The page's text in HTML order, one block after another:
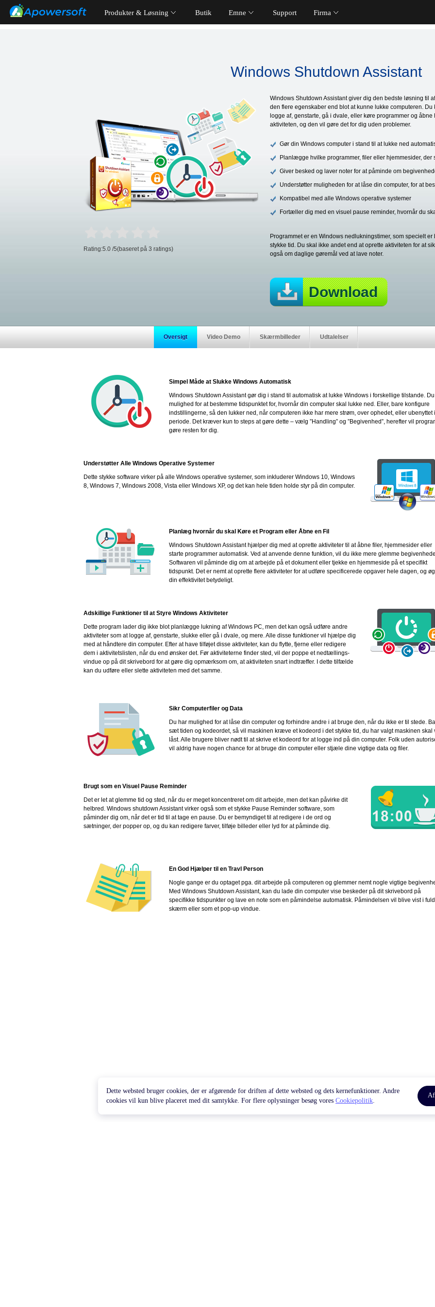
Produkter & Løsning Butik Emne Support Firma
Windows Shutdown Assistant
Rating:5.0 /5(baseret på 3 ratings)
Windows Shutdown Assistant giver dig den bedste løsning til
den flere egenskaber end blot at kunne lukke computeren.
logge af, genstarte, gå i dvale, eller køre programmer og
aktiviteten, og den vil gøre det for dig uden problemer.
Gør din Windows computer i stand til at lukke ned
Planlægge hvilke programmer, filer eller hjemmesider, der
Giver besked og laver noter for at påminde om
Understøtter muligheden for at låse din computer, for at
Kompatibel med alle Windows operative systemer
Fortæller dig med en visuel pause reminder, hvornår du
Programmet er en Windows nedlukningstimer, som specielt
stykke tid. Du skal ikke andet end at oprette aktiviteten for at
også om daglige gøremål ved at lave noter.
Download
Oversigt Video Demo Skærmbilleder Udtalelser
Simpel Måde at Slukke Windows Automatisk
Windows Shutdown Assistant gør dig i stand til automatisk at lukke Windows i forskellige tilstande.
mulighed for at bestemme tidspunktet for, hvornår din computer skal lukke ned. Eller, bare konfigure
indstillingerne, så den lukker ned, når computeren ikke har mere strøm, over ophedet, eller ubenyttet
periode. Det kræver kun to steps at gøre dette – vælg ”Handling” og ”Begivenhed”, herefter vil
gøre resten for dig.
Understøtter Alle Windows Operative Systemer
Dette stykke software virker på alle Windows operative systemer, som inkluderer Windows 10, Windows
8, Windows 7, Windows 2008, Vista eller Windows XP, og det kan hele tiden holde styr på din computer.
Planlæg hvornår du skal Køre et Program eller Åbne en Fil
Windows Shutdown Assistant hjælper dig med at oprette aktiviteter til at åbne filer, hjemmesider eller
starte programmer automatisk. Ved at anvende denne funktion, vil du ikke mere glemme
Softwaren vil påminde dig om at arbejde på et dokument eller tjekke en hjemmeside på et specifikt
tidspunkt. Det er nemt at oprette flere aktiviteter for at udføre specificerede opgaver hele dagen, og
din effektivitet betydeligt.
Adskillige Funktioner til at Styre Windows Aktiviteter
Dette program lader dig ikke blot planlægge lukning af Windows PC, men det kan også udføre andre
aktiviteter som at logge af, genstarte, slukke eller gå i dvale, og mere. Alle disse funktioner vil hjælpe dig
med at håndtere din computer. Efter at have tilføjet disse aktiviteter, kan du flytte, fjerne eller redigere
dem i aktivitetslisten, når du end ønsker det. Før aktiviteterne finder sted, vil der poppe et nedtællings-
vindue op på dit skrivebord for at gøre dig opmærksom om, at aktiviteten snart indtræffer. I dette tilfælde
kan du udføre eller slette aktiviteten med det samme.
Sikr Computerfiler og Data
Du har mulighed for at låse din computer og forhindre andre i at bruge den, når du ikke er til stede.
sæt tiden og kodeordet, så vil maskinen kræve et kodeord i det stykke tid, du har valgt maskinen skal
låst. Alle brugere bliver nødt til at skrive et kodeord for at logge ind på din computer. Folk uden
vil aldrig have nogen chance for at bruge din computer eller stjæle dine vigtige data og filer.
Brugt som en Visuel Pause Reminder
Det er let at glemme tid og sted, når du er meget koncentreret om dit arbejde, men det kan påvirke dit
helbred. Windows shutdown Assistant virker også som et stykke Pause Reminder software, som
påminder dig om, når det er tid til at tage en pause. Du er bemyndiget til at redigere i de ord og
sætninger, der popper op, og du kan redigere farver, tilføje billeder eller lyd for at påminde dig.
En God Hjælper til en Travl Person
Nogle gange er du optaget pga. dit arbejde på computeren og glemmer nemt nogle vigtige
Med Windows Shutdown Assistant, kan du lade din computer vise beskeder på dit skrivebord på
specifikke tidspunkter og lave en note som en påmindelse automatisk. Påmindelsen vil blive vist i fuld
skærm eller som et pop-up vindue.
Dette websted bruger cookies, der er afgørende for driften af dette websted og dets kernefunktioner. Andre
cookies vil kun blive placeret med dit samtykke. For flere oplysninger besøg vores Cookiepolitik.